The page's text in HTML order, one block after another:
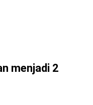
menjadi 2